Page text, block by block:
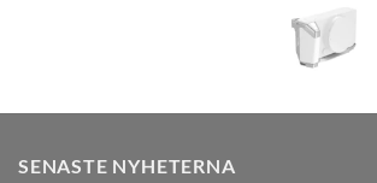
SENASTE NYHETERNA